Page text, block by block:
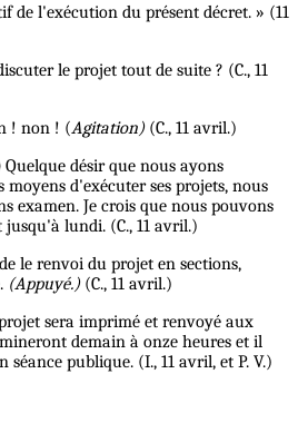
de l'exécution du présent décret. » (11
le projet tout de suite ? (C., 11
! non ! (Agitation)(C., 11 avril.)
Quelque désir que nous ayons
d'exécuter ses projets, nous
examen. Je crois que nous pouvons
lundi. (C., 11 avril.)
le renvoi du projet en sections,
(Appuyé.)(C., 11 avril.)
sera imprimé et renvoyé aux
demain à onze heures et il
séance publique. (I., 11 avril, et P. V.)